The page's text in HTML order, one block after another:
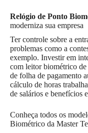
Relógio de Ponto
moderniza sua empresa
Ter controle sobre a
problemas como a
exemplo. Investir em
com leitor biométrico
de folha de pagamento
cálculo de horas
de salários e benefícios
Conheça todos os
Biométrico da Master